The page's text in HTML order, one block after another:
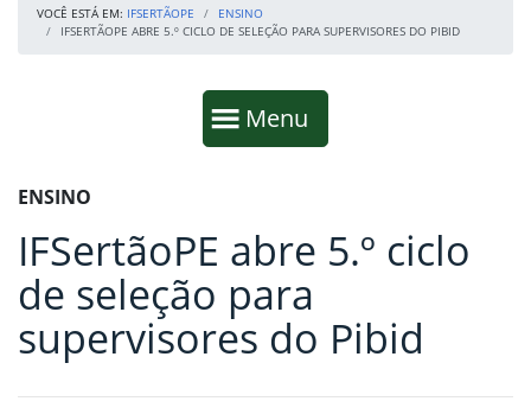
VOCÊ ESTÁ EM: IFSERTÃOPE
ENSINO
IFSERTÃOPE ABRE 5.º CICLO DE SELEÇÃO PARA SUPERVISORES DO PIBID
Mostrar
Menu
Fim da navegação
Início do conteúdo
ENSINO
IFSertãoPE abre 5.º ciclo
de seleção para
supervisores do Pibid